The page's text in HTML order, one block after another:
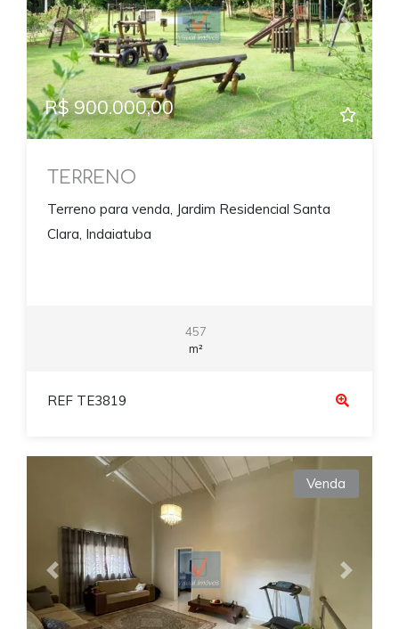
Previous Next
R$ 900.000,00
TERRENO
Terreno para venda, Jardim Residencial Santa
Clara, Indaiatuba
457
m²
REF TE3819
Previous Next
Venda